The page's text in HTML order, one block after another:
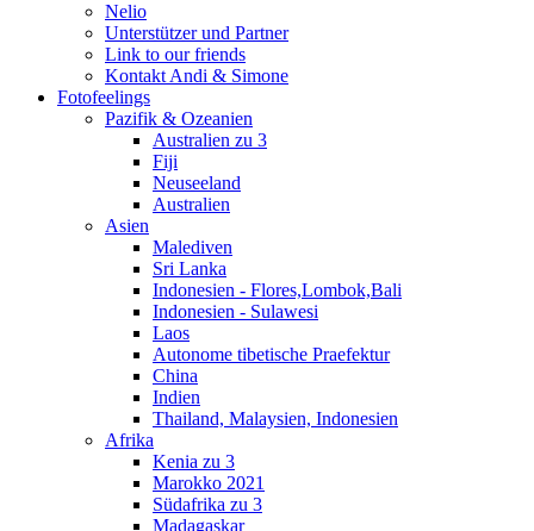
Nelio
Unterstützer und Partner
Link to our friends
Kontakt Andi & Simone
Fotofeelings
Pazifik & Ozeanien
Australien zu 3
Fiji
Neuseeland
Australien
Asien
Malediven
Sri Lanka
Indonesien - Flores,Lombok,Bali
Indonesien - Sulawesi
Laos
Autonome tibetische Praefektur
China
Indien
Thailand, Malaysien, Indonesien
Afrika
Kenia zu 3
Marokko 2021
Südafrika zu 3
Madagaskar